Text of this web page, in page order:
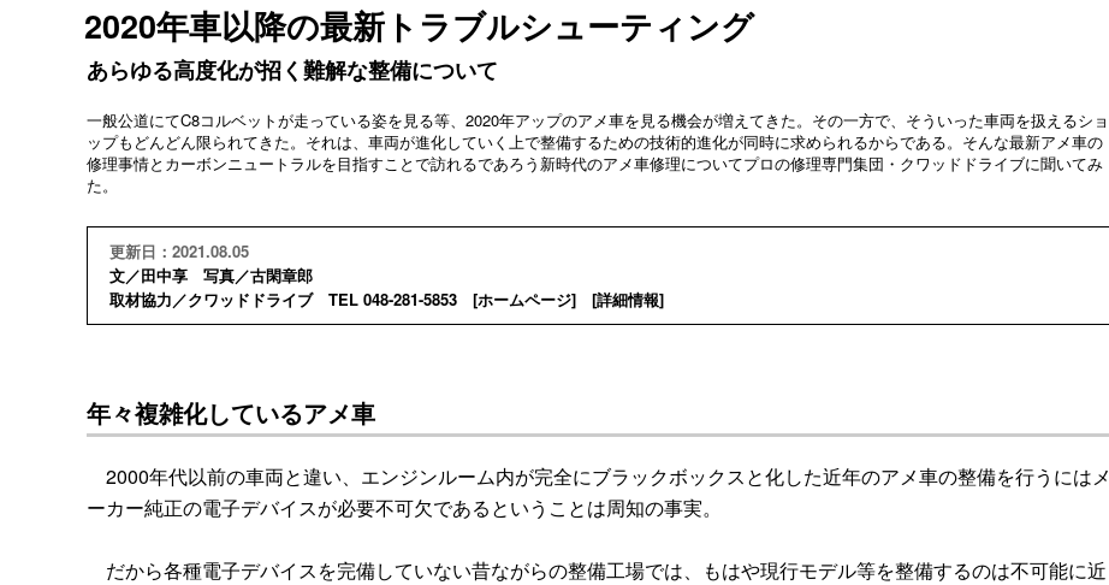
2020年車以降の最新トラブルシューティング
あらゆる高度化が招く難解な整備について
一般公道にてC8コルベットが走っている姿を見る等、2020年アップのアメ車を見る機会が増えてきた。その一方で、そういった車両を扱えるショ
ップもどんどん限られてきた。それは、車両が進化していく上で整備するための技術的進化が同時に求められるからである。そんな最新アメ車の
修理事情とカーボンニュートラルを目指すことで訪れるであろう新時代のアメ車修理についてプロの修理専門集団・クワッドドライブに聞いてみ
た。
更新日：2021.08.05
文／田中享 写真／古閑章郎
取材協力／クワッドドライブ TEL 048-281-5853 [ホームページ] [詳細情報]
年々複雑化しているアメ車
2000年代以前の車両と違い、エンジンルーム内が完全にブラックボックスと化した近年のアメ車の整備を行うにはメ
ーカー純正の電子デバイスが必要不可欠であるということは周知の事実。
だから各種電子デバイスを完備していない昔ながらの整備工場では、もはや現行モデル等を整備するのは不可能に近